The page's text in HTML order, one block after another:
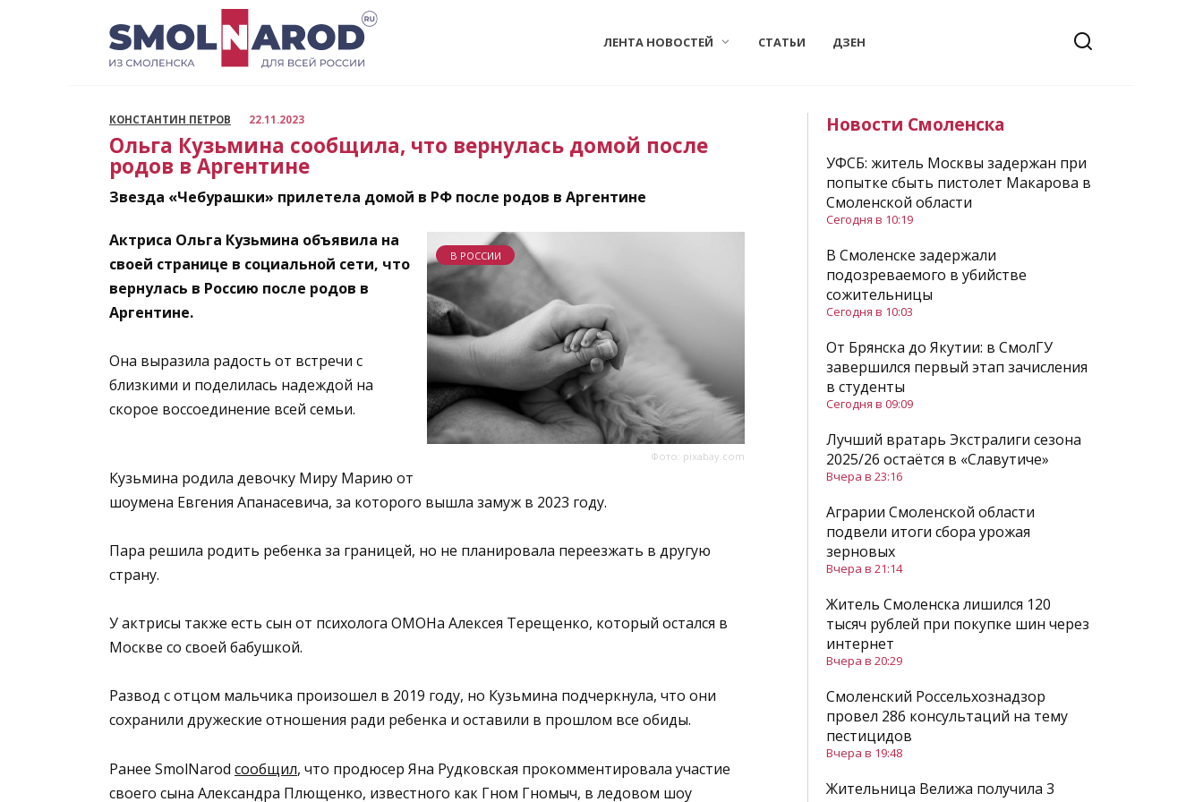
ЛЕНТА НОВОСТЕЙ СТАТЬИ ДЗЕН
КОНСТАНТИН ПЕТРОВ 22.11.2023
Ольга Кузьмина сообщила, что вернулась домой после
родов в Аргентине
Звезда «Чебурашки» прилетела домой в РФ после родов в Аргентине
Фото: pixabay.com
В РОССИИ
Актриса Ольга Кузьмина объявила на
своей странице в социальной сети, что
вернулась в Россию после родов в
Аргентине.
Она выразила радость от встречи с
близкими и поделилась надеждой на
скорое воссоединение всей семьи.
Кузьмина родила девочку Миру Марию от
шоумена Евгения Апанасевича, за которого вышла замуж в 2023 году.
Пара решила родить ребенка за границей, но не планировала переезжать в другую
страну.
У актрисы также есть сын от психолога ОМОНа Алексея Терещенко, который остался в
Москве со своей бабушкой.
Развод с отцом мальчика произошел в 2019 году, но Кузьмина подчеркнула, что они
сохранили дружеские отношения ради ребенка и оставили в прошлом все обиды.
Ранее SmolNarod сообщил, что продюсер Яна Рудковская прокомментировала участие
своего сына Александра Плющенко, известного как Гном Гномыч, в ледовом шоу
Новости Смоленска
УФСБ: житель Москвы задержан при
попытке сбыть пистолет Макарова в
Смоленской области
Сегодня в 10:19
В Смоленске задержали
подозреваемого в убийстве
сожительницы
Сегодня в 10:03
От Брянска до Якутии: в СмолГУ
завершился первый этап зачисления
в студенты
Сегодня в 09:09
Лучший вратарь Экстралиги сезона
2025/26 остаётся в «Славутиче»
Вчера в 23:16
Аграрии Смоленской области
подвели итоги сбора урожая
зерновых
Вчера в 21:14
Житель Смоленска лишился 120
тысяч рублей при покупке шин через
интернет
Вчера в 20:29
Смоленский Россельхознадзор
провел 286 консультаций на тему
пестицидов
Вчера в 19:48
Жительница Велижа получила 3